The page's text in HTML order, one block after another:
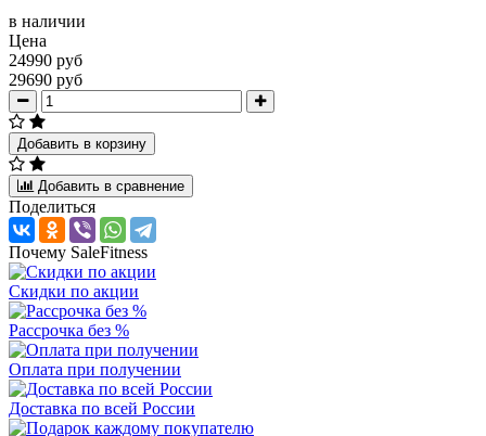
в наличии
Цена
24990 руб
29690 руб
Добавить в корзину
Добавить в сравнение
Поделиться
Почему SaleFitness
Скидки по акции
Рассрочка без %
Оплата при получении
Доставка по всей России